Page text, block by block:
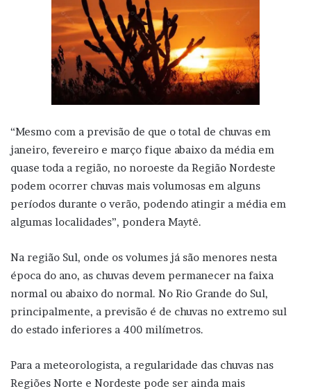
“Mesmo com a previsão de que o total de chuvas em
janeiro, fevereiro e março fique abaixo da média em
quase toda a região, no noroeste da Região Nordeste
podem ocorrer chuvas mais volumosas em alguns
períodos durante o verão, podendo atingir a média em
algumas localidades”, pondera Maytê.
Na região Sul, onde os volumes já são menores nesta
época do ano, as chuvas devem permanecer na faixa
normal ou abaixo do normal. No Rio Grande do Sul,
principalmente, a previsão é de chuvas no extremo sul
do estado inferiores a 400 milímetros.
Para a meteorologista, a regularidade das chuvas nas
Regiões Norte e Nordeste pode ser ainda mais